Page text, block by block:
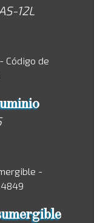
12L